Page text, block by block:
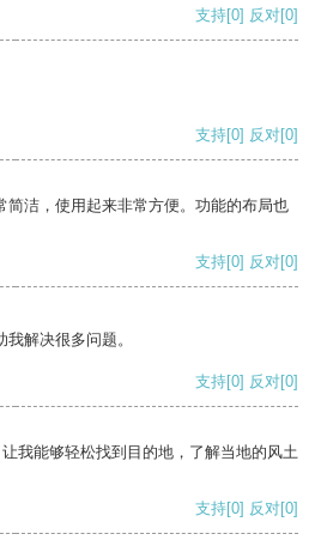
支持[0] 反对[0]
支持[0] 反对[0]
简洁，使用起来非常方便。功能的布局也
支持[0] 反对[0]
解决很多问题。
支持[0] 反对[0]
我能够轻松找到目的地，了解当地的风土
支持[0] 反对[0]